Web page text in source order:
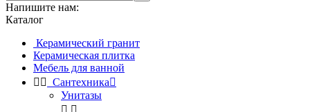
Напишите нам:
Каталог
Керамический гранит
Керамическая плитка
Мебель для ванной
  Сантехника
Унитазы
 